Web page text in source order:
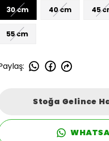
30 cm
40 cm 45
55 cm
:
Stoğa Gelince